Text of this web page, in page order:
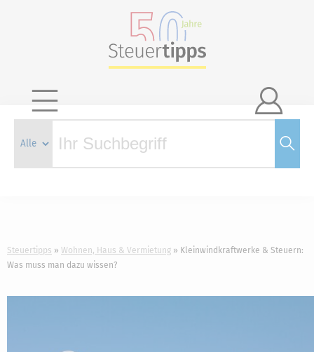

Steuertipps Wohnen, Haus & Vermietung
Kleinwindkraftwerke & Steuern:
Was muss man dazu wissen?